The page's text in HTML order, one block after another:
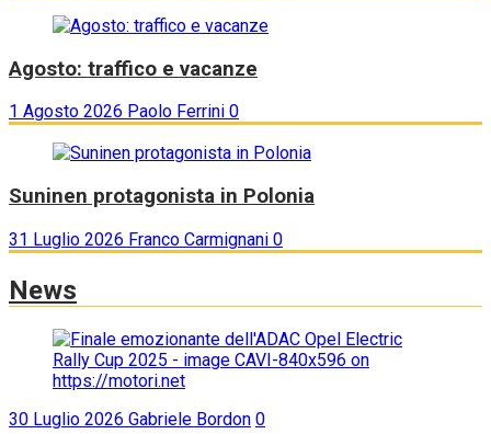
Agosto: traffico e vacanze
1 Agosto 2026 Paolo Ferrini 0
Suninen protagonista in Polonia
31 Luglio 2026 Franco Carmignani 0
News
30 Luglio 2026 Gabriele Bordon 0